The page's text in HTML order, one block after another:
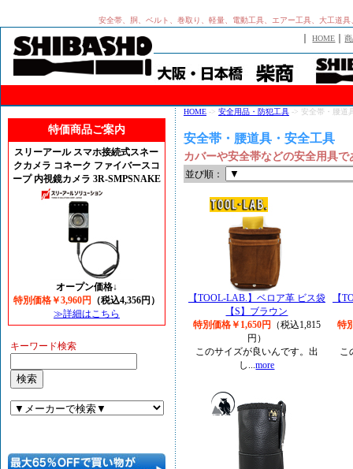
安全帯、胴、ベルト、巻取り、軽量、電動工具、エアー工具、大工道
｜HOME ｜
特価商品ご案内
スリーアール スマホ接続式スネー
クカメラ コネーク ファイバースコ
ープ 内視鏡カメラ 3R-SMPSNAKE
オープン価格↓
特別価格￥3,960円
（税込4,356円）
≫詳細はこちら
キーワード検索
HOME -> 安全用品・防犯工具 -> 安全帯・腰道
安全帯・腰道具・安全工具
カバーや安全帯などの安全用具
並び順：
【TOOL-LAB.】ベロア革 ビス袋
【S】ブラウン
特別価格￥1,650円
（税込1,815
円）
このサイズが良いんです。出
し...more
【
特
こ